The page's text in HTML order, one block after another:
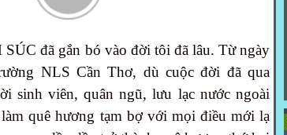
đã gắn bó vào đời tôi đã lâu. Từ ngày
NLS Cần Thơ, dù cuộc đời đã qua
sinh viên, quân ngũ, lưu lạc nước ngoài
quê hương tạm bợ với mọi điều mới lạ